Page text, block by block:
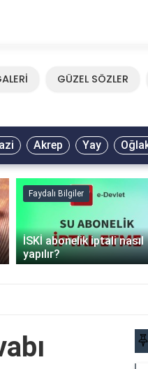
GÜZEL SÖZLER
Akrep Yay
Faydalı Bilgiler
İSKİ abonelik iptali nasıl
yapılır?